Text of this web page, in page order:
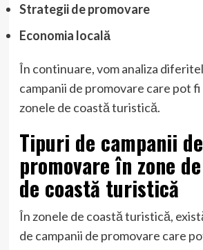
Strategii de promovare
Economia locală
În continuare, vom analiza
campanii de promovare care pot
zonele de coastă turistică.
Tipuri de campanii de
promovare în zone
de coastă turistică
În zonele de coastă turistică,
de campanii de promovare care